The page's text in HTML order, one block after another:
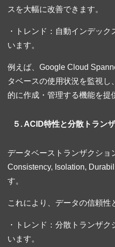
スを大幅に改善できます。
・トレンド：自動インデッ
います。
例えば、Google Cloud
タベースの使用状況を監視
的に作成・管理する機能を提
５. ACID特性と分散トラン
データベーストランザクショ
Consistency, Isolation,
す。
これにより、データの信頼性
・トレンド：分散トランザ
います。